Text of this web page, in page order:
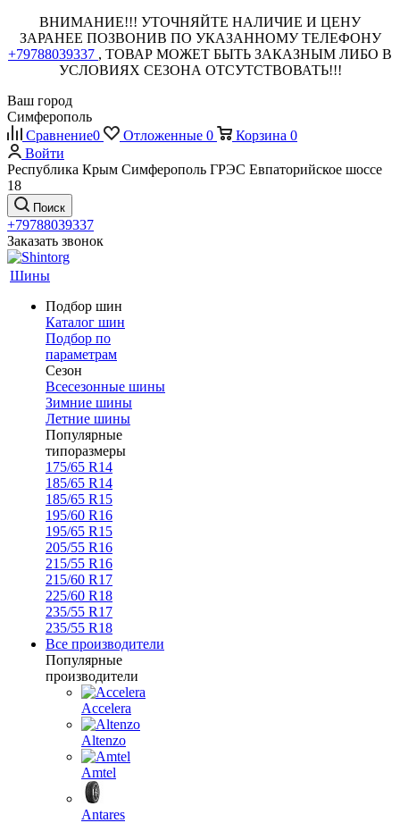
ВНИМАНИЕ!!! УТОЧНЯЙТЕ НАЛИЧИЕ И ЦЕНУ
ЗАРАНЕЕ ПОЗВОНИВ ПО УКАЗАННОМУ ТЕЛЕФОНУ
+79788039337 , ТОВАР МОЖЕТ БЫТЬ ЗАКАЗНЫМ ЛИБО В
УСЛОВИЯХ СЕЗОНА ОТСУТСТВОВАТЬ!!!
Ваш город
Симферополь
Сравнение0 Отложенные 0 Корзина 0
Войти
Республика Крым Симферополь ГРЭС Евпаторийское шоссе
18
Поиск
+79788039337
Заказать звонок
Шины
Подбор шин
Каталог шин
Подбор по
параметрам
Сезон
Всесезонные шины
Зимние шины
Летние шины
Популярные
типоразмеры
175/65 R14
185/65 R14
185/65 R15
195/60 R16
195/65 R15
205/55 R16
215/55 R16
215/60 R17
225/60 R18
235/55 R17
235/55 R18
Все производители
Популярные
производители
Accelera
Altenzo
Amtel
Antares